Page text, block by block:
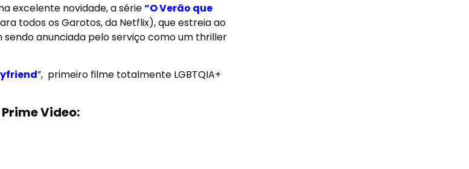
excelente novidade, a série“O Verão que
todos os Garotos, da Netflix), que estreia ao
sendo anunciada pelo serviço como um thriller
”, primeiro filme totalmente LGBTQIA+
Video: